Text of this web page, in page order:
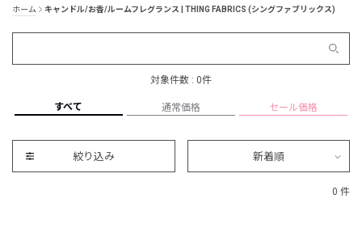
ホーム キャンドル/お香/ルームフレグランス | THING FABRICS (シングファブリックス)
対象件数 : 0件
すべて 通常価格 セール価格
絞り込み 新着順
0 件